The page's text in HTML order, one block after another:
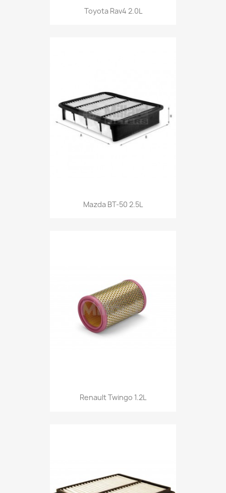
Toyota Rav4 2.0L
Mazda BT-50 2.5L
Renault Twingo 1.2L